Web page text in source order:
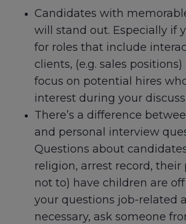
Candidates with
will stand out. Especially if
for roles that include
clients, (e.g. sales positions)
focus on potential hires
interest during your
There’s a difference
and personal interview
Questions about
religion, arrest record, their
not to) have children are
your questions job-related
necessary, ask someone